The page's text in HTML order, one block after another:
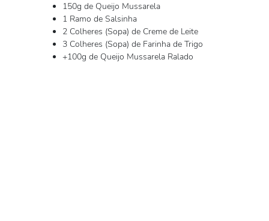
150g de Queijo Mussarela
1 Ramo de Salsinha
2 Colheres (Sopa) de Creme de Leite
3 Colheres (Sopa) de Farinha de Trigo
+100g de Queijo Mussarela Ralado